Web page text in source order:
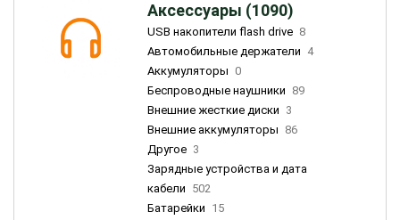
Аксессуары (1090)
USB накопители flash drive 8
Автомобильные держатели 4
Аккумуляторы 0
Беспроводные наушники 89
Внешние жесткие диски 3
Внешние аккумуляторы 86
Другое 3
Зарядные устройства и дата
кабели 502
Батарейки 15